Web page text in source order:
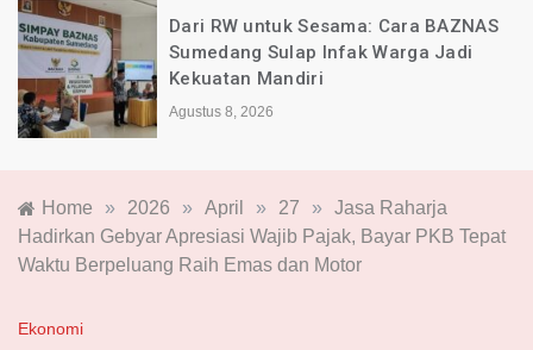
Dari RW untuk Sesama: Cara BAZNAS
Sumedang Sulap Infak Warga Jadi
Kekuatan Mandiri
Agustus 8, 2026
Home » 2026 » April » 27 »
Jasa Raharja
Hadirkan Gebyar Apresiasi Wajib Pajak, Bayar PKB Tepat
Waktu Berpeluang Raih Emas dan Motor
Ekonomi